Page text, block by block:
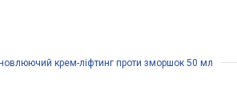
крем-ліфтинг проти зморшок 50 мл